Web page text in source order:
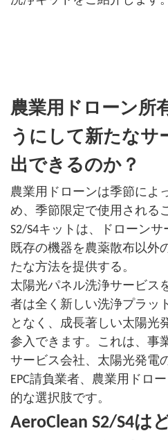
農業用ドローン所
うにして新たなサ
出できるのか？
農業用ドローンは季節によ
め、季節限定で使用される
S2/S4キットは、ドローン
既存の機器を農薬散布以外
たな方法を提供する。
太陽光パネル洗浄サービス
者は全く新しい洗浄プラッ
となく、成長著しい太陽光
参入できます。これは、事
サービス会社、太陽光発電
EPC請負業者、農業用ドロ
的な選択肢です。
AeroClean S2/S4は